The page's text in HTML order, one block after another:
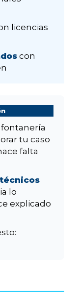
licencias
con
tu caso
falta
lo
explicado